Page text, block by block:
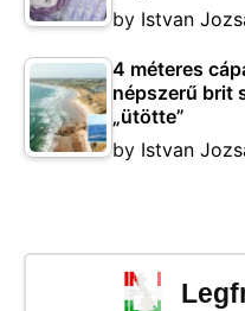
by Istvan
4 méteres
népszerű brit
„ütötte”
by Istvan